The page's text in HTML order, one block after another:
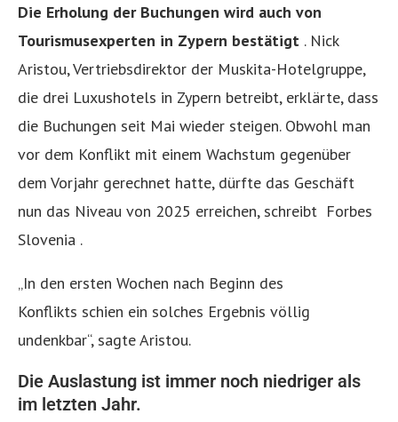
Die Erholung der Buchungen wird auch von
Tourismusexperten in Zypern bestätigt . Nick
Aristou, Vertriebsdirektor der Muskita-Hotelgruppe,
die drei Luxushotels in Zypern betreibt, erklärte, dass
die Buchungen seit Mai wieder steigen. Obwohl man
vor dem Konflikt mit einem Wachstum gegenüber
dem Vorjahr gerechnet hatte, dürfte das Geschäft
nun das Niveau von 2025 erreichen, schreibt Forbes
Slovenia .
„In den ersten Wochen nach Beginn des
Konflikts schien ein solches Ergebnis völlig
undenkbar“, sagte Aristou.
Die Auslastung ist immer noch niedriger als
im letzten Jahr.